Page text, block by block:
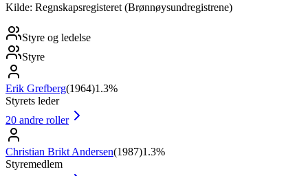
Kilde: Regnskapsregisteret (Brønnøysundregistrene)
Styre og ledelse
Styre
Erik Grefberg(1964)1.3%
Styrets leder
20 andre roller
Christian Brikt Andersen(1987)1.3%
Styremedlem